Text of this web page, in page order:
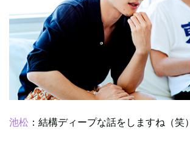
池松 ：結構ディープな話をしますね（笑